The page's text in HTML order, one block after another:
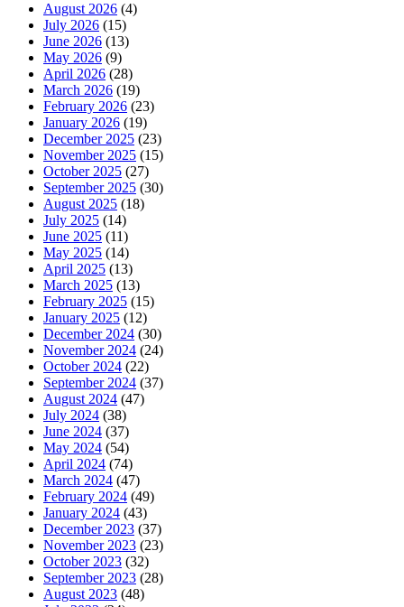
August 2026 (4)
July 2026 (15)
June 2026 (13)
May 2026 (9)
April 2026 (28)
March 2026 (19)
February 2026 (23)
January 2026 (19)
December 2025 (23)
November 2025 (15)
October 2025 (27)
September 2025 (30)
August 2025 (18)
July 2025 (14)
June 2025 (11)
May 2025 (14)
April 2025 (13)
March 2025 (13)
February 2025 (15)
January 2025 (12)
December 2024 (30)
November 2024 (24)
October 2024 (22)
September 2024 (37)
August 2024 (47)
July 2024 (38)
June 2024 (37)
May 2024 (54)
April 2024 (74)
March 2024 (47)
February 2024 (49)
January 2024 (43)
December 2023 (37)
November 2023 (23)
October 2023 (32)
September 2023 (28)
August 2023 (48)